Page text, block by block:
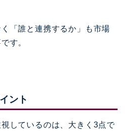
「誰と連携するか」も市場
す。
ント
しているのは、大きく3点で